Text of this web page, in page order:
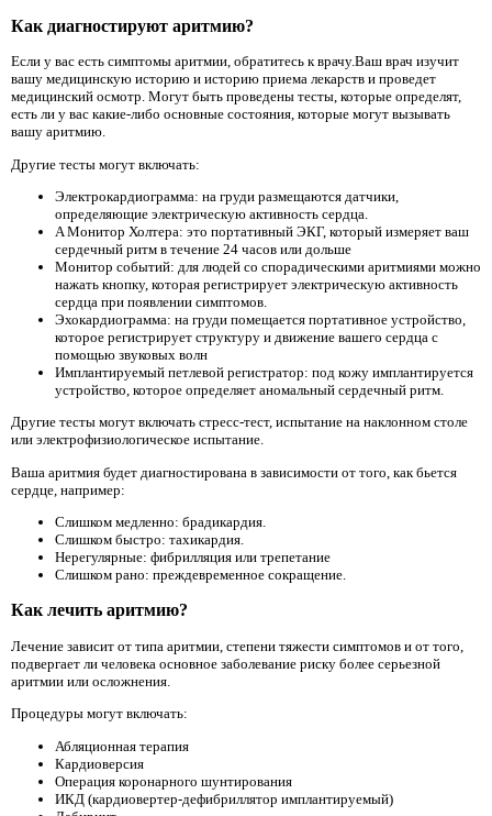
Как диагностируют аритмию?
Если у вас есть симптомы аритмии, обратитесь к врачу.Ваш врач изучит
вашу медицинскую историю и историю приема лекарств и проведет
медицинский осмотр. Могут быть проведены тесты, которые определят,
есть ли у вас какие-либо основные состояния, которые могут вызывать
вашу аритмию.
Другие тесты могут включать:
Электрокардиограмма: на груди размещаются датчики,
определяющие электрическую активность сердца.
A Монитор Холтера: это портативный ЭКГ, который измеряет ваш
сердечный ритм в течение 24 часов или дольше
Монитор событий: для людей со спорадическими аритмиями можно
нажать кнопку, которая регистрирует электрическую активность
сердца при появлении симптомов.
Эхокардиограмма: на груди помещается портативное устройство,
которое регистрирует структуру и движение вашего сердца с
помощью звуковых волн
Имплантируемый петлевой регистратор: под кожу имплантируется
устройство, которое определяет аномальный сердечный ритм.
Другие тесты могут включать стресс-тест, испытание на наклонном столе
или электрофизиологическое испытание.
Ваша аритмия будет диагностирована в зависимости от того, как бьется
сердце, например:
Слишком медленно: брадикардия.
Слишком быстро: тахикардия.
Нерегулярные: фибрилляция или трепетание
Слишком рано: преждевременное сокращение.
Как лечить аритмию?
Лечение зависит от типа аритмии, степени тяжести симптомов и от того,
подвергает ли человека основное заболевание риску более серьезной
аритмии или осложнения.
Процедуры могут включать:
Абляционная терапия
Кардиоверсия
Операция коронарного шунтирования
ИКД (кардиовертер-дефибриллятор имплантируемый)